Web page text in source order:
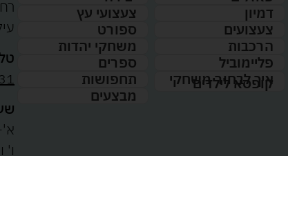
דמיון
צעצועים
הרכבות
פליימוביל
איך לבחור משחקי
קופסא לילדים
צעצועי עץ
ספורט
משחקי יהדות
ספרים
תחפושות
מבצעים
א'-ה':